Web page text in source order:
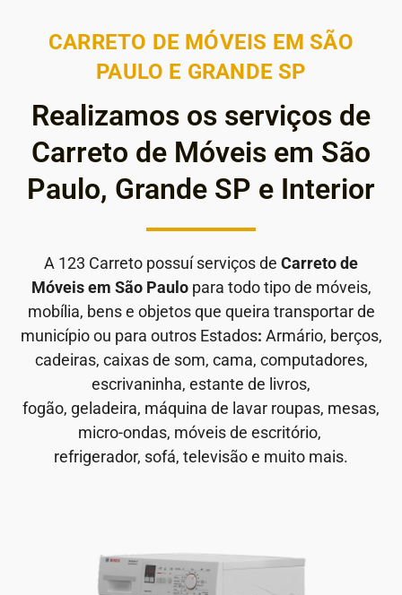
CARRETO DE MÓVEIS EM SÃO
PAULO E GRANDE SP
Realizamos os serviços de
Carreto de Móveis em São
Paulo, Grande SP e Interior
A 123 Carreto possuí serviços de Carreto de
Móveis em São Paulopara todo tipo de móveis,
mobília, bens e objetos que queira transportar de
município ou para outros Estados: Armário, berços,
cadeiras, caixas de som, cama, computadores,
escrivaninha, estante de livros,
fogão, geladeira, máquina de lavar roupas, mesas,
micro-ondas, móveis de escritório,
refrigerador, sofá, televisão e muito mais.